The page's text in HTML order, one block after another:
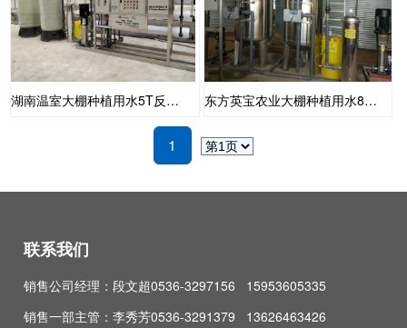
湖南温室大棚种植用水5T反渗透设备 东方英宝农业大棚种植用水8T反渗透设备
1
联系我们
销售公司经理：段文超0536-3297156 15953605335
销售一部主管：李秀芳0536-3291379 13626463426